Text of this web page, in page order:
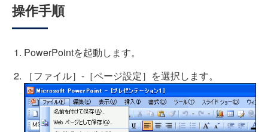
操作手順
PowerPointを起動します。
［ファイル］-［ページ設定］を選択します。